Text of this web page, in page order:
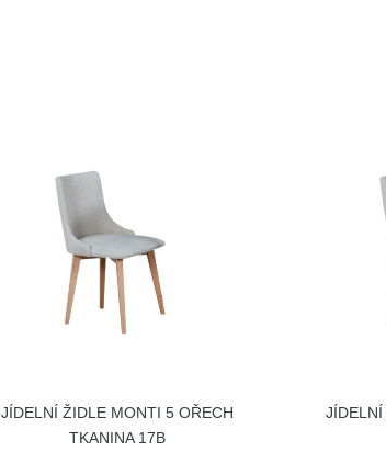
JÍDELNÍ ŽIDLE MONTI 5 OŘECH
TKANINA 17B